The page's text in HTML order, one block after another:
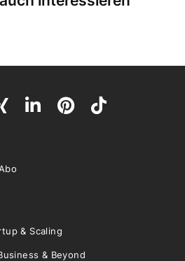
& Scaling
& Beyond